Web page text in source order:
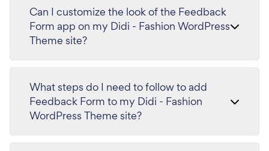
Can I customize the look of the Feedback
Form app on my Didi - Fashion WordPress
Theme site?
What steps do I need to follow to add
Feedback Form to my Didi - Fashion
WordPress Theme site?